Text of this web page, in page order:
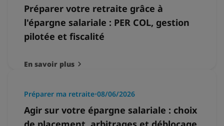
Préparer votre retraite grâce à
l'épargne salariale : PER COL, gestion
pilotée et fiscalité
En savoir plus
Préparer ma retraite•08/06/2026
Agir sur votre épargne salariale : choix